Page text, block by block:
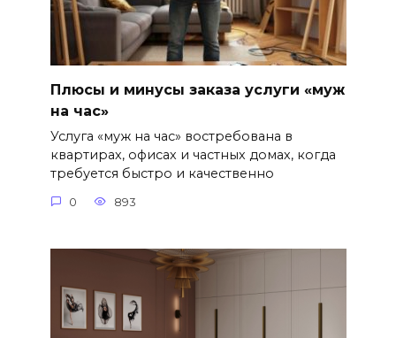
Плюсы и минусы заказа услуги «муж
на час»
Услуга «муж на час» востребована в
квартирах, офисах и частных домах, когда
требуется быстро и качественно
0 893